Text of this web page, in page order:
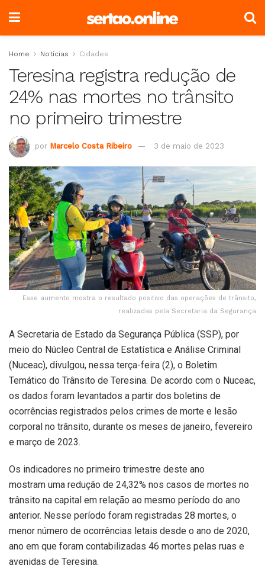
Home Notícias Cidades
Teresina registra redução de
24% nas mortes no trânsito
no primeiro trimestre
por Marcelo Costa Ribeiro 3 de maio de 2023
Esse aumento mostra o resultado positivo das operações de trânsito,
realizadas pela Secretaria da Segurança
A Secretaria de Estado da Segurança Pública (SSP), por
meio do Núcleo Central de Estatística e Análise Criminal
(Nuceac), divulgou, nessa terça-feira (2), o Boletim
Temático do Trânsito de Teresina. De acordo com o Nuceac,
os dados foram levantados a partir dos boletins de
ocorrências registrados pelos crimes de morte e lesão
corporal no trânsito, durante os meses de janeiro, fevereiro
e março de 2023.
Os indicadores no primeiro trimestre deste ano
mostram uma redução de 24,32% nos casos de mortes no
trânsito na capital em relação ao mesmo período do ano
anterior. Nesse período foram registradas 28 mortes, o
menor número de ocorrências letais desde o ano de 2020,
ano em que foram contabilizadas 46 mortes pelas ruas e
avenidas de Teresina.